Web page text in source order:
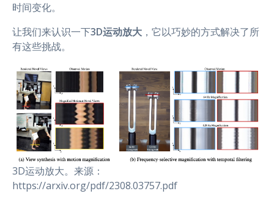
时间变化。
让我们来认识一下3D运动放大 ，它以巧妙的方式解决了所
有这些挑战。
3D运动放大。来源：
https://arxiv.org/pdf/2308.03757.pdf